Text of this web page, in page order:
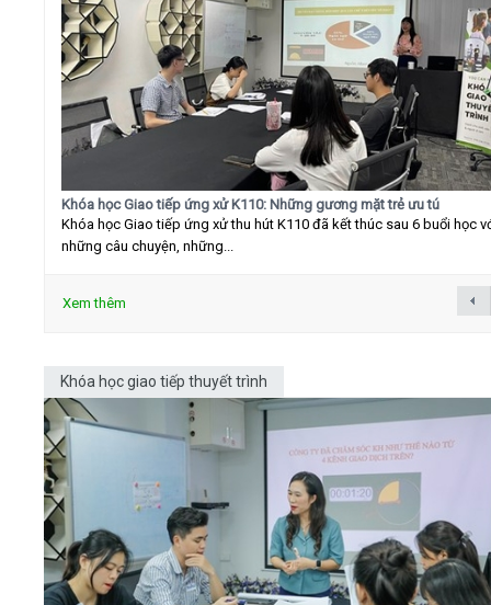
Khóa học Giao tiếp ứng xử K110: Những gương mặt trẻ ưu tú
Khóa học Giao tiếp ứng xử thu hút K110 đã kết thúc sau 6 buổi học
những câu chuyện, những...
Xem thêm
Khóa học giao tiếp thuyết trình